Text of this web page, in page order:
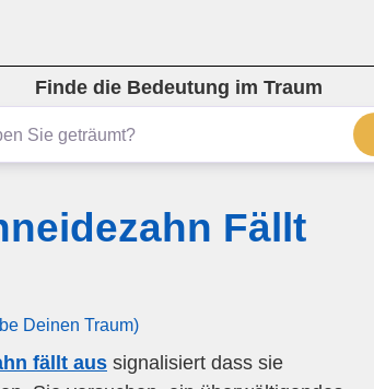
Finde die Bedeutung im Traum
Fällt
Deinen Traum)
fällt aus signalisiert dass sie